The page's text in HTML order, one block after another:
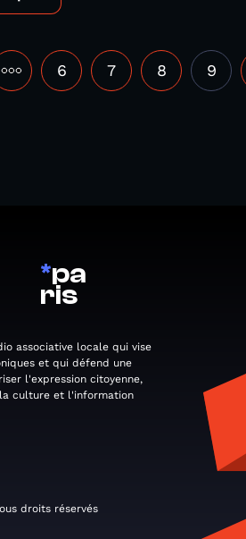
••• 6 7 8 9
*pa
ris
associative locale qui vise
et qui défend une
l'expression citoyenne,
culture et l'information
droits réservés